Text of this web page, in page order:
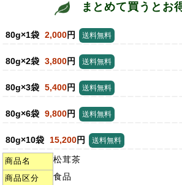
まとめて買うとお
80g×1袋 2,000円 送料無料
80g×2袋 3,800円 送料無料
80g×3袋 5,400円 送料無料
80g×6袋 9,800円 送料無料
80g×10袋 15,200円 送料無料
商品名 松茸茶
商品区分 食品